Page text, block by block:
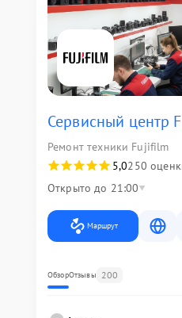
Сервисный центр
Ремонт техники Fujifilm
5,0250
Открыто до 21:00
Маршрут
ОбзорОтзывы 200